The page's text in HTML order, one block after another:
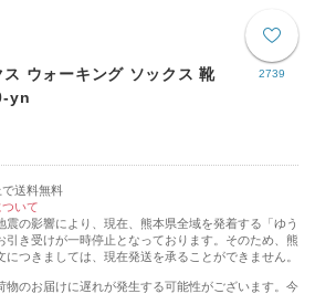
2739
ウォーキング ソックス 靴
yn
送料無料
いて
の影響により、現在、熊本県全域を発着する「ゆう
引き受けが一時停止となっております。そのため、熊
つきましては、現在発送を承ることができません。
物のお届けに遅れが発生する可能性がございます。今